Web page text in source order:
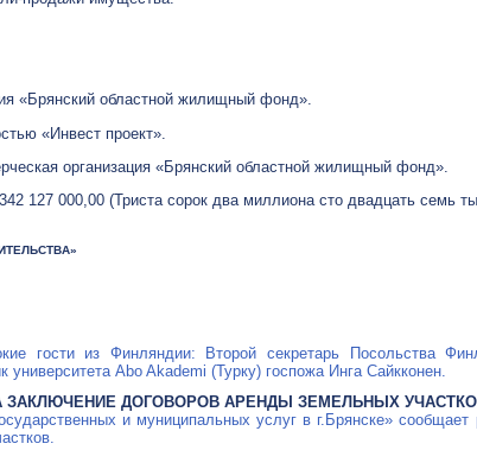
«Брянский областной жилищный фонд».
«Инвест проект».
организация «Брянский областной жилищный фонд».
127 000,00 (Триста сорок два миллиона сто двадцать семь
гости из Финляндии: Второй секретарь Посольства
университета Abo Akademi (Турку) госпожа Инга Сайкконен.
ЗАКЛЮЧЕНИЕ ДОГОВОРОВ АРЕНДЫ ЗЕМЕЛЬНЫХ
и муниципальных услуг в г.Брянске»